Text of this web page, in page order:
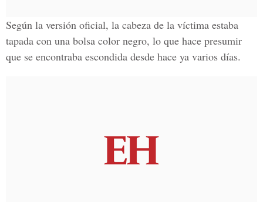
Según la versión oficial, la cabeza de la víctima estaba
tapada con una bolsa color negro, lo que hace presumir
que se encontraba escondida desde hace ya varios días.